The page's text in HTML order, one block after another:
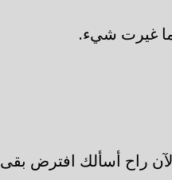
ما غيرت شيء.
راح أسألك افترض